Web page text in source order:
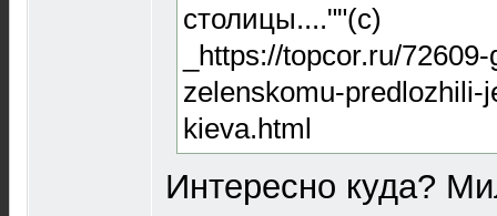
столицы....""(с)
_https://topcor.ru/
zelenskomu-predlozhili-
kieva.html
Интересно куда?